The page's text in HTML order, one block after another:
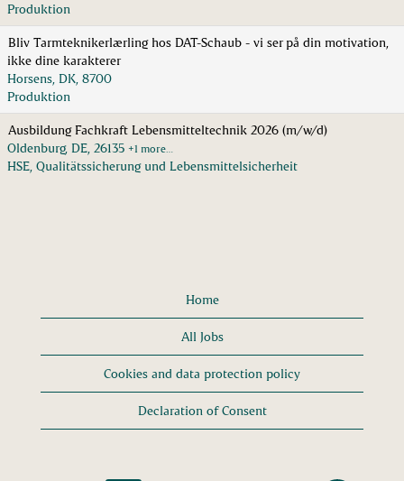
Produktion
Bliv Tarmteknikerlærling hos DAT-Schaub - vi ser på din motivation,
ikke dine karakterer
Horsens, DK, 8700
Produktion
Ausbildung Fachkraft Lebensmitteltechnik 2026 (m/w/d)
Oldenburg, DE, 26135 +1 more…
HSE, Qualitätssicherung und Lebensmittelsicherheit
Home
All Jobs
Cookies and data protection policy
Declaration of Consent